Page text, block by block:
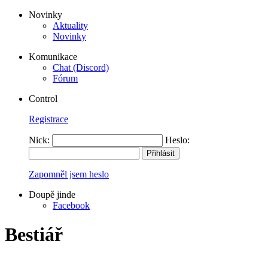
Novinky
Aktuality
Novinky
Komunikace
Chat (Discord)
Fórum
Control
Registrace
Nick: Heslo:
Zapomněl jsem heslo
Doupě jinde
Facebook
Bestiář